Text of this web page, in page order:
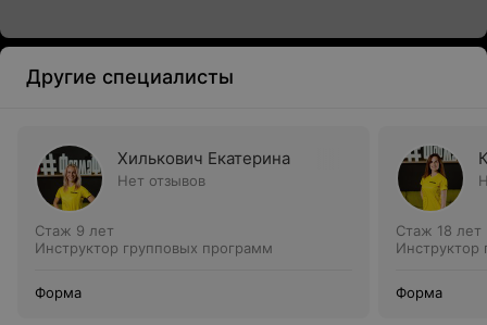
Другие специалисты
Хилькович Екатерина
Нет отзывов
Стаж 9 лет
Инструктор групповых программ
Форма
Стаж 18 лет
Инструктор
Форма